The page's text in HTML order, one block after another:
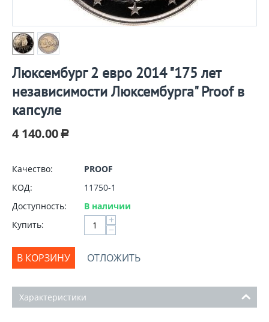
Люксембург 2 евро 2014 "175 лет
независимости Люксембурга" Proof в
капсуле
4 140.00 Р
Качество:
PROOF
КОД:
11750-1
Доступность:
В наличии
Купить:
+
−
В КОРЗИНУ ОТЛОЖИТЬ
Характеристики